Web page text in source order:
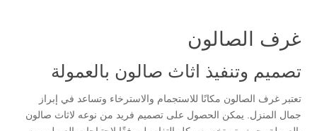
غرف الصالون
تصميم وتنفيذ اثاث صالون بالعمولة
تعتبر غرف الصالون مكانًا للاستجمام والاسترخاء وتساعد في إبراز
جمال المنزل. يمكن الحصول على تصميم فريد من نوعه لاثاث صالون